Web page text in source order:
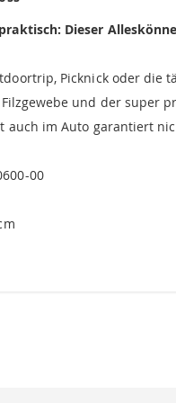
Dieser
Picknick oder die
und der super
auch im Auto garantiert
00